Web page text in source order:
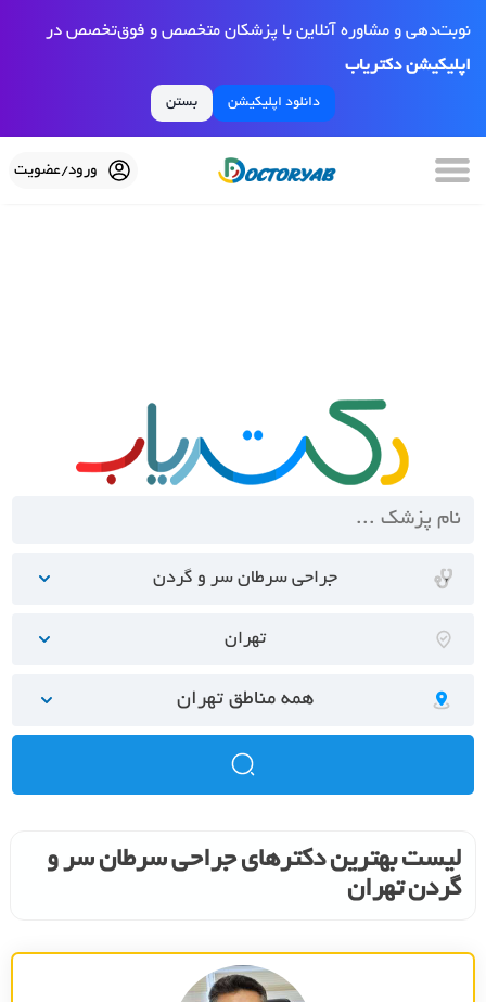
نوبت‌دهی و مشاوره آنلاین با پزشکان متخصص و فوق‌تخصص در
اپلیکیشن دکتریاب
دانلود اپلیکیشن بستن
ورود/عضویت
جراحی سرطان سر و گردن
تهران
همه مناطق تهران
لیست بهترین دکترهای جراحی سرطان سر و
گردن تهران